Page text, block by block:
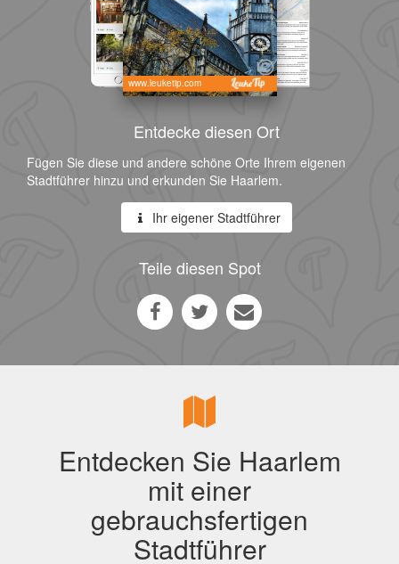
www.leuketip.com
Entdecke diesen Ort
Fügen Sie diese und andere schöne Orte Ihrem eigenen
Stadtführer hinzu und erkunden Sie Haarlem.
Ihr eigener Stadtführer
Teile diesen Spot
Entdecken Sie Haarlem
mit einer
gebrauchsfertigen
Stadtführer